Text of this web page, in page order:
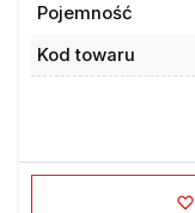
Pojemność
Kod towaru